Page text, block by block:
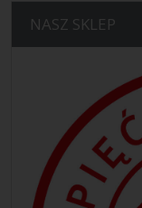
NASZ SKLEP